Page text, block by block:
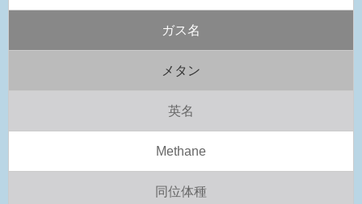
ガス名
メタン
英名
Methane
同位体種